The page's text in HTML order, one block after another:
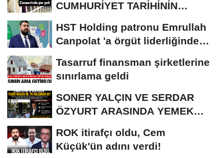
CUMHURİYET TARİHİNİN
KİŞİ...
HST Holding patronu Emrullah
Canpolat 'a örgüt liderliğinden
Tasarruf finansman şirketlerine
sınırlama geldi
SONER YALÇIN VE SERDAR
ÖZYURT ARASINDA YEMEK
ROK itirafçı oldu, Cem
Küçük'ün adını verdi!